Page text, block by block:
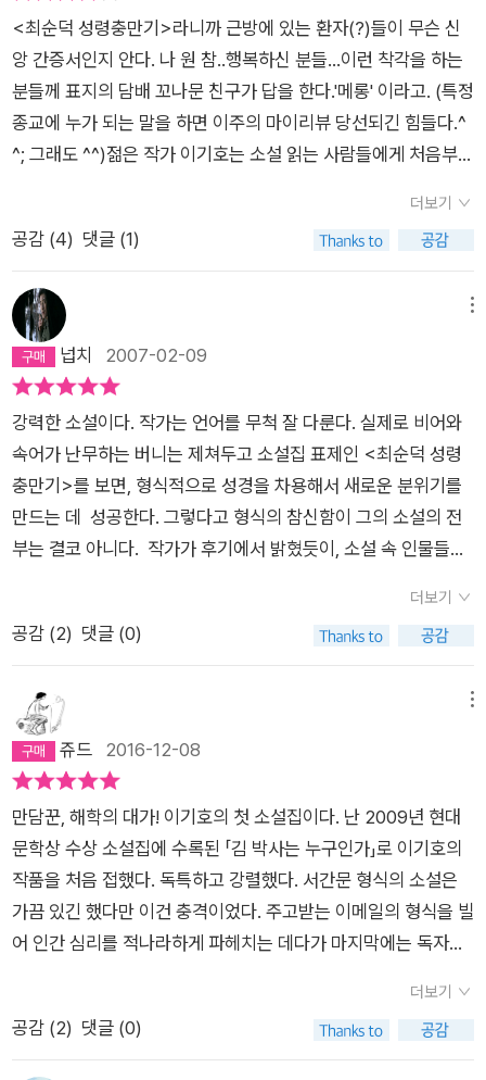
맞나?) 힌두교, 사이언톨로지교 등에는 각별한 애정을 가지고 있
지도 않다. 나처럼 종교가 없는 인간의 관점에서 보는 종교란 전
부 약간씩은 웃긴 (우습다는 얘기가 아니라 말 그대로 웃긴) 구석
들이 있다. 짧은 내 생각에는 그렇다. 신이 있긴 있어도 뭐 우리가
거기다 대고 경배하고 찬양한다고 해서 크게 달라질것 없는. 종교
인들이 들으면 입맛을 다시며 나를 전도하려고 난리를 칠지 모르
겠지만 아무튼 내 생각은 신은 신들의 세상에서 인간은 인간의 세
약간의 할랑함과 그나마 중고딩때의 경험으로 나는 교회. 즉 기독
교에 대해서는 다른 종교들 보다는 좀 더 가벼운 마음을 가지고
있다. (딴건 몰라서라도 가벼울수가 없다.) 근데 이 가벼운 마음
을 이기호가 간질간질 간지려 준다. 최순덕 성령충만기를 통해서
말이다. 기독교에 심취한이들이 읽으면 상당히 불경스러울지 모
르겠지만 딱 나같은 인간은 정말 생각없이 뒹굴며 웃을 수 있었
다. 물론 이 책은 최순덕 성령충만기 이외에도 일곱가지의 단편들
이 더 있지만 이 최순덕 성령충만기가 워낙에 출중한지라 사실 다
른건 생각도 안난다. 일단 최순덕의 성령충만기는 전부 성경책과
부를 수 있도록 장과 절이 매겨져 있으며 어투또한 가라사대 이르
매 하였더라 하는지라 등등 성경을 그대로 패러디하고 있다. 그러
나 단지 이 두가지가 전부였다면 그리 기발하다 할수 없을 것이
다. 문제는 그 속에 담긴 내용이다. 정말이지 '배짼다' 소리가 절로
나올 정도의 포복절도할 내용들로 가득차다. 어떤 느낌이냐면 웃
기려고 작정하고 웃기는게 아닌. 본인은 웃길 생각이 거의 없는데
르게 만든다. 이건 자기 자신도 남을 웃기는지 알고 있을때 보다
성공만 하면 훨씬 더 오래 타인을 구르게 할 수 있는 힘을 가진다.
내용은 별거 없다. 교회 버스 운전사인 아버지와 교회 사찰 집사
인 어머니 사이에서 태어난 최순덕은 모태신앙답게 하나님 말씀
을 따르고 그 안에서 사는 삶이 전부라고 생각하는 아이이다. 학
교에 들어가서도 교과서보다는 성경책을 더 열심히 보고 중간고
사나 기말고사보다 여름성경학교 퀴즈대회가 더 걱정되는 그런
<최순덕 성령충만기>라니까 근방에 있는 환자(?)들이 무슨 신
앙 간증서인지 안다. 나 원 참..행복하신 분들...이런 착각을 하는
분들께 표지의 담배 꼬나문 친구가 답을 한다.'메롱' 이라고. (특정
종교에 누가 되는 말을 하면 이주의 마이리뷰 당선되긴 힘들다.^
^; 그래도 ^^)젊은 작가 이기호는 소설 읽는 사람들에게 처음부터
나 영혼의 울림을 위한 모종의 심각함,인위적으로 영롱한 표현을
위한 작가의 뼈빠지는 노력에 고개를 돌린다.마치 역사의 광풍 중
자기 과시와 자기위안을 동시에 부풀려대는 투쟁가 세대의 '침튀
김'도 이 작가에겐 없다.물론 과거로 부터 유산을 많이 수혜받지
않았다고 늘 신선한 것은 아니다.단절은 새로운 건축이 바탕되지
새로운 문체나 전달형식을 통해서 새로운 작가의 도래를 알린다.
우선 <최순덕 성령충만기>의 장점은 읽는 재미가 있다는 것이
다.이 책은 1년가야 책 한두권 안 읽는 책 알레르기 환자들에게도
그냥 툭 건네주기에 부담없을 정도다.책 보는데 습관을 들이지 못
한 사람들은 읽는 행위에 대한 집중도가 떨어진다.그러므로 장편
보다는 단편,복잡하고 관념적인 서사보다는 사건이나 에피소드
중심,우울한 정서보다는 밝고 딱 떨어지는 경쾌함을 선호한다.물
때문에 논리적으로 시비를 걸면 할 말은 없다. 이 책의 문학성을
폄훼하는 의미에서가 아니라 긍정적인 의미에서 <최순덕 성령충
만기>라는 단편은 위의 요소들을 두루 갖추고 있다.흔히 이야기
를 재미있게 풀어내는 사람을 '이야기꾼'이라고 한다.우리 소설가
중에서 가장 대표적 이야기꾼이라 하면 성석제를 떠올릴 수 있을
것이다.<최순덕 성령충만기>로 작가 이기호 역시 이야기꾼의
그룹에 명함을 하나 파게 되었다.그러니 당연히 기존의 맹주들과
비교되는 것은 수순일 지도 모른다. 가장 많은 비교는 역시 성석
제와의 비교일 것이다.내가 문학을 전공하는 사람도 아니니 딱 잡
정도를 언급할 수 있을 성 싶다.우선 둘 다 소재를 잡고 해학적으
로 상황과 인물을 연출하는데는 탁월하다고 생각한다.이 두 작가
모두 소설의 소재를 사회에서 소외된 인물들 낮은 곳에서 엉뚱함
더보기
공감 (4) 댓글 (1)
넙치 2007-02-09
강력한 소설이다. 작가는 언어를 무척 잘 다룬다. 실제로 비어와
속어가 난무하는 버니는 제쳐두고 소설집 표제인 <최순덕 성령
충만기>를 보면, 형식적으로 성경을 차용해서 새로운 분위기를
만드는 데 성공한다. 그렇다고 형식의 참신함이 그의 소설의 전
부는 결코 아니다. 작가가 후기에서 밝혔듯이, 소설 속 인물들은
문에 눈에 띄는 그런 인물들이다. 단순히 에피소드의 나열이 아니
라 사건에 휘말리는 인물들의 배경에는 항상 권력층 내지는 기득
니라 주변인의 우스꽝스러움을 통해 권력의 허풍과 야만성을 풍
자한다. <발밑으로 사라진 사람들>에서 순녀에게 감자 농사는
우주요, 삶의 원천이다. 자갈밭에 거름을 주고 애정을 주며 가꿔
을 한다. "도대체 국가가 누구냐, 그렇게 신성한 것이 어찌 자주
피난을 가버리느냐, 멧돼지도 피난 한 번 안 갔다.." 일자무식인
순녀에게 반체제 발언은 생존본능이었을 것이다. 더불어 위기에
처한 현대 소시민이 처한 상황이기도 하다. 문명이란 이름 하에
누구를 위한 것인지 모를 각종 정책들이 등장하고 따를 수 밖에
없는 소시민, 또는 이익집단 내에 있는 힘없는 구성원들이 하고
싶은 말과 일맥상통한다. 또 최순덕과 시봉은 어떤가? 순덕의 광
더보기
공감 (2) 댓글 (0)
쥬드 2016-12-08
만담꾼, 해학의 대가! 이기호의 첫 소설집이다. 난 2009년 현대
문학상 수상 소설집에 수록된 「김 박사는 누구인가」로 이기호의
작품을 처음 접했다. 독특하고 강렬했다. 서간문 형식의 소설은
가끔 있긴 했다만 이건 충격이었다. 주고받는 이메일의 형식을 빌
어 인간 심리를 적나라하게 파헤치는 데다가 마지막에는 독자의
고 마음먹었다. 그러나 어쩌다 보니 단편집 하나 장편 하나 밖에
못 읽었다 하하. 어쨌든 이번에 이기호 비긴즈를 주문해 읽었다.
더보기
공감 (2) 댓글 (0)